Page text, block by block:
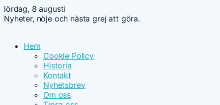
lördag, 8 augusti
Nyheter, nöje och nästa grej att göra.
Hem
Cookie Policy
Historia
Kontakt
Nyhetsbrev
Om oss